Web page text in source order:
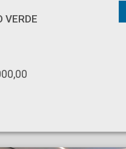
VERDE